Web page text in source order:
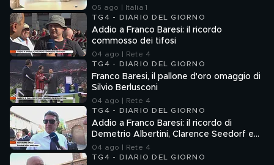
05 ago | Italia 1
TG4 - DIARIO DEL GIORNO
Addio a Franco Baresi: il ricordo
commosso dei tifosi
04 ago | Rete 4
TG4 - DIARIO DEL GIORNO
Franco Baresi, il pallone d'oro omaggio di
Silvio Berlusconi
04 ago | Rete 4
TG4 - DIARIO DEL GIORNO
Addio a Franco Baresi: il ricordo di
Demetrio Albertini, Clarence Seedorf e
Giovanni Galli
04 ago | Rete 4
TG4 - DIARIO DEL GIORNO